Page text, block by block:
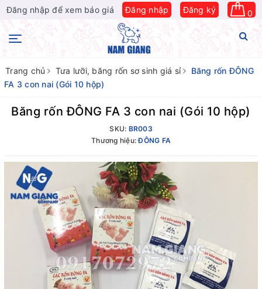
Đăng nhập để xem báo giá Đăng nhập Đăng ký 0
Trang chủ Tưa lưỡi, băng rốn sơ sinh giá sỉ
Băng rốn ĐÔNG
FA 3 con nai (Gói 10 hộp)
Băng rốn ĐÔNG FA 3 con nai (Gói 10 hộp)
SKU: BR003
Thương hiệu:ĐÔNG FA